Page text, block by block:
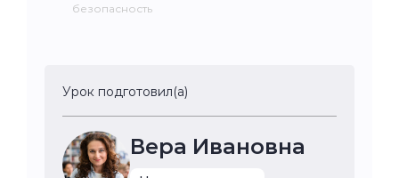
безопасность
Урок подготовил(а)
Вера Ивановна